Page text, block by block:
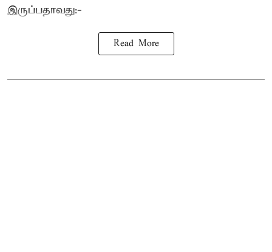
இருப்பதாவது:-
Read More